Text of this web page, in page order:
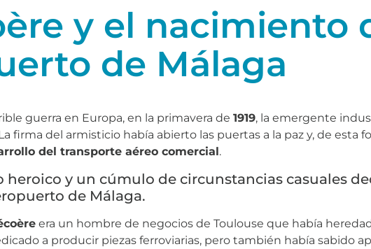
y el nacimiento
de Málaga
guerra en Europa, en la primavera de 1919, la emergente
firma del armisticio había abierto las puertas a la paz y, de esta
del transporte aéreo comercial .
heroico y un cúmulo de circunstancias casuales
de Málaga.
era un hombre de negocios de Toulouse que había
a producir piezas ferroviarias, pero también había sabido